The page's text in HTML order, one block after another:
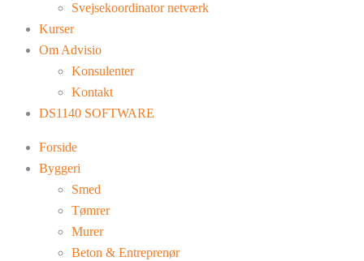
Svejsekoordinator netværk
Kurser
Om Advisio
Konsulenter
Kontakt
DS1140 SOFTWARE
Forside
Byggeri
Smed
Tømrer
Murer
Beton & Entreprenør